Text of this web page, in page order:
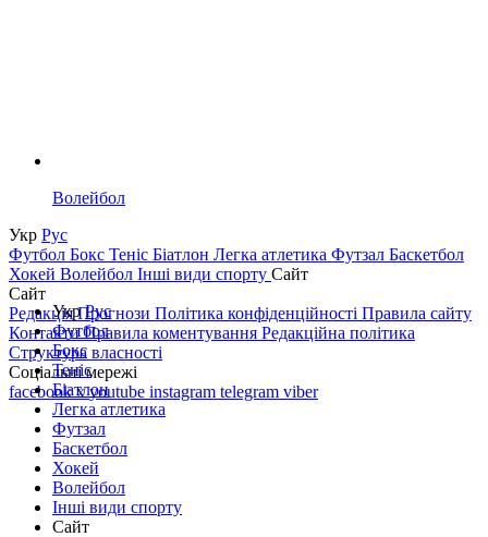
Волейбол
Укр Рус
Футбол Бокс Теніс Біатлон Легка атлетика Футзал Баскетбол
Хокей Волейбол Інші види спорту Сайт
Сайт
РедакціяПрогнози Політика конфіденційності Правила сайту
КонтактиПравила коментування Редакційна політика
Структура власності
Соціальні мережі
facebookxyoutube instagram telegram viber
УкрРус
Футбол
Бокс
Теніс
Біатлон
Легка атлетика
Футзал
Баскетбол
Хокей
Волейбол
Інші види спорту
Сайт